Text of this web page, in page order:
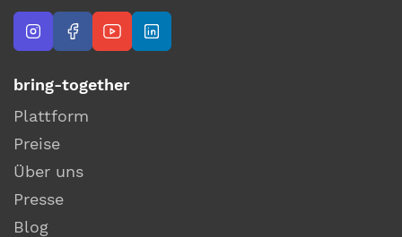
bring-together
Plattform
Preise
Über uns
Presse
Blog